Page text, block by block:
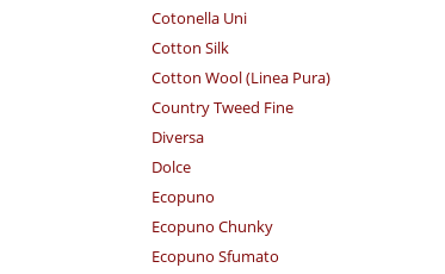
Cotonella Uni
Cotton Silk
Cotton Wool (Linea Pura)
Country Tweed Fine
Diversa
Dolce
Ecopuno
Ecopuno Chunky
Ecopuno Sfumato